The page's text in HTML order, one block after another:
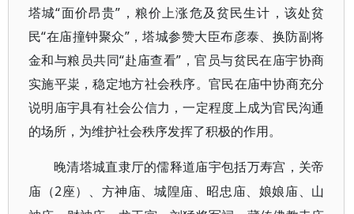
塔城“面价昂贵”，粮价上涨危及贫民生计，该处贫
民“在庙撞钟聚众”，塔城参赞大臣布彦泰、换防副将
金和与粮员共同“赴庙查看”，官员与贫民在庙宇协商
实施平粜，稳定地方社会秩序。官民在庙中协商充分
说明庙宇具有社会公信力，一定程度上成为官民沟通
的场所，为维护社会秩序发挥了积极的作用。
晚清塔城直隶厅的儒释道庙宇包括万寿宫，关帝
庙（2座）、方神庙、城隍庙、昭忠庙、娘娘庙、山